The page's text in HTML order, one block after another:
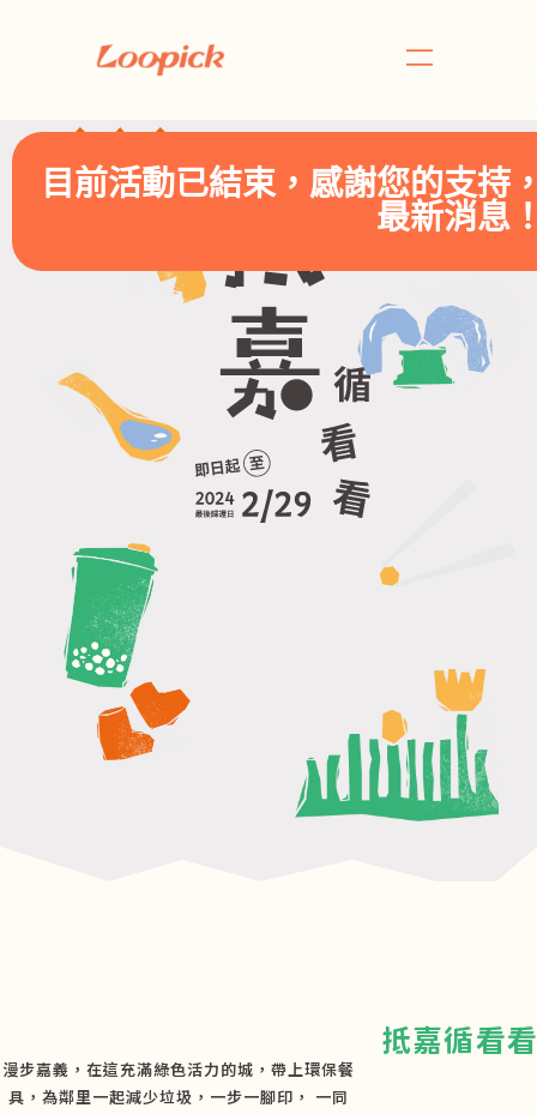
目前活動已結束，感謝您的支持
最新消息
抵嘉循看看
漫步嘉義，在這充滿綠色活力的城，帶上環保餐
具，為鄰里一起減少垃圾，一步一腳印， 一同